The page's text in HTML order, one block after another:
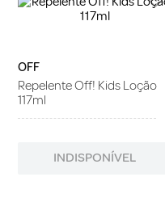
OFF
Repelente Off! Kids Loção
117ml
INDISPONÍVEL